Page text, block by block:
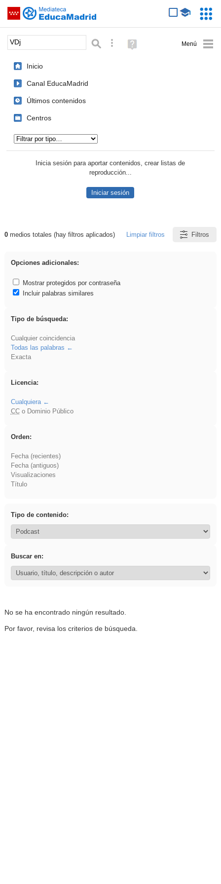
Saltar navegación
Palabra o frase: Búsqueda avanzada
Ayuda
(en
Inicio
Canal EducaMadrid
Últimos contenidos
Centros
Inicia sesión para aportar contenidos, crear listas de
reproducción...
Iniciar sesión
Resultados de: VDj
0medios totales (hay filtros aplicados) Limpiar filtros Filtros
Opciones adicionales:
Mostrar protegidos por contraseña
Incluir palabras similares
Tipo de búsqueda:
Cualquier coincidencia
Todas las palabras
Exacta
Licencia:
Cualquiera
CCo Dominio Público
Orden:
Fecha (recientes)
Fecha (antiguos)
Visualizaciones
Título
Tipo de contenido:
Buscar en:
No se ha encontrado ningún resultado.
Por favor, revisa los criterios de búsqueda.